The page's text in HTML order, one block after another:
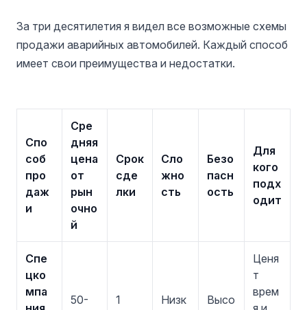
За три десятилетия я видел все возможные схемы
продажи аварийных автомобилей. Каждый способ
имеет свои преимущества и недостатки.
Спо
соб
про
даж
и
Сре
дняя
цена
от
рын
очно
й
Срок
сде
лки
Сло
жно
сть
Безо
пасн
ость
Для
кого
подх
одит
Спе
цко
мпа
50-
1
Низк
Высо
Ценя
т
врем